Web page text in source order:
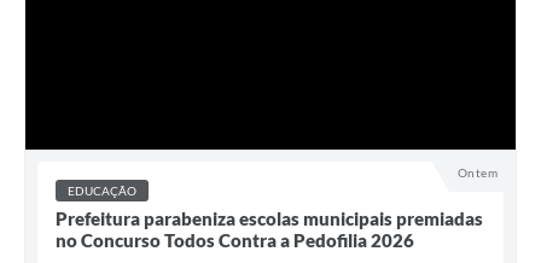
Ontem
EDUCAÇÃO
Prefeitura parabeniza escolas municipais premiadas
no Concurso Todos Contra a Pedofilia 2026